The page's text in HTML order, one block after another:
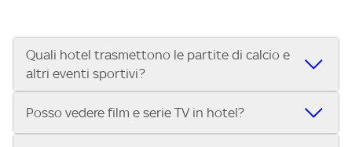
Quali hotel trasmettono le partite di calcio e
altri eventi sportivi?
Se cerchi un hotel dove poter vedere le partite di Serie A,
Posso vedere film e serie TV in hotel?